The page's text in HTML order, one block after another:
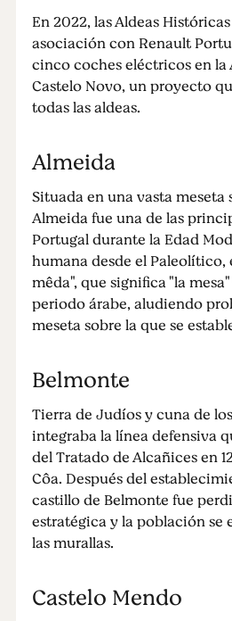
En 2022, las Aldeas
asociación con Renault
cinco coches eléctricos en la
Castelo Novo, un proyecto
todas las aldeas.
Almeida
Situada en una vasta meseta
Almeida fue una de las
Portugal durante la Edad
humana desde el
mêda", que significa "la
periodo árabe, aludiendo
meseta sobre la que se
Belmonte
Tierra de Judíos y cuna de
integraba la línea defensiva
del Tratado de Alcañices en
Côa. Después del
castillo de Belmonte fue
estratégica y la población se
las murallas.
Castelo Mendo